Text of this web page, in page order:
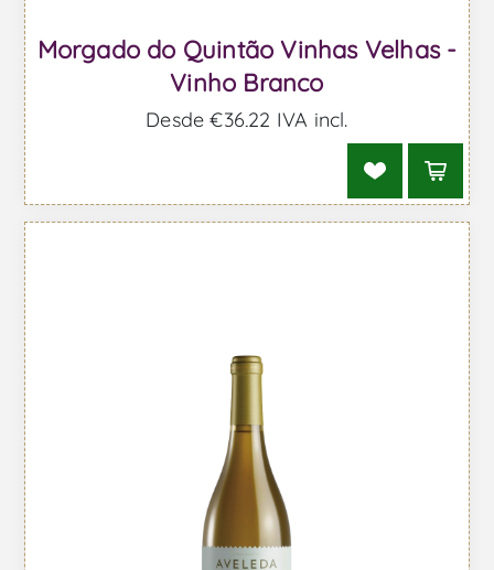
Morgado do Quintão Vinhas Velhas -
Vinho Branco
Desde €36,22 IVA incl.